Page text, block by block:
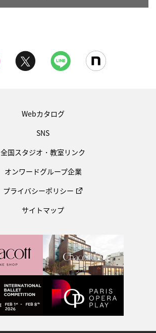
Webカタログ
SNS
全国スタジオ・教室リンク
オンワードグループ企業
プライバシーポリシー
サイトマップ